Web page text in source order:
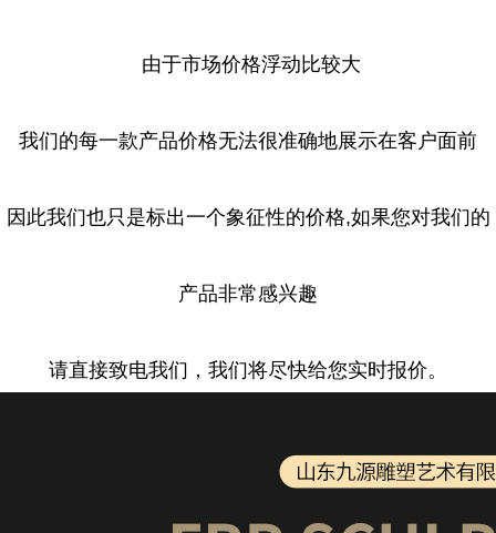
由于市场价格浮动比较大
我们的每一款产品价格无法很准确地展示在客户面前
因此我们也只是标出一个象征性的价格,如果您对我们的
产品非常感兴趣
请直接致电我们，我们将尽快给您实时报价。